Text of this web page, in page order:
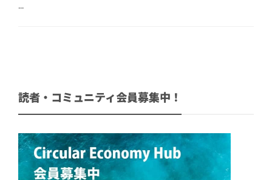
...
読者・コミュニティ会員募集中！